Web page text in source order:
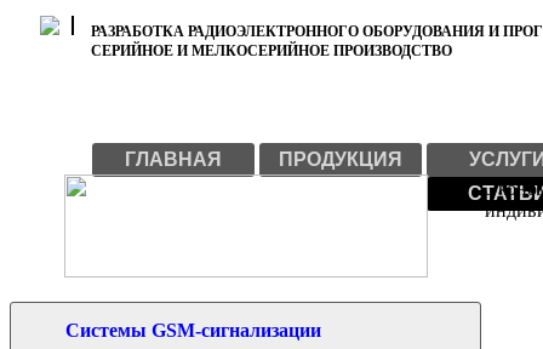
РАЗРАБОТКА РАДИОЭЛЕКТРОННОГО ОБОРУДОВАНИЯ И
СЕРИЙНОЕ И МЕЛКОСЕРИЙНОЕ ПРОИЗВОДСТВО
ГЛАВНАЯ ПРОДУКЦИЯ
Системы GSM-сигнализации